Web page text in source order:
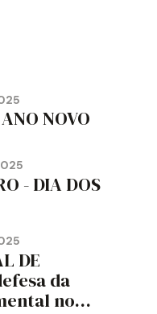
NOVO
- DIA DOS
DE
no